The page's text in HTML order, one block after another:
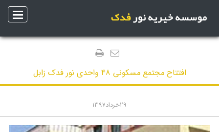
افتتاح مجتمع مسکونی 48 واحدی نور فدک زابل
29خرداد1397